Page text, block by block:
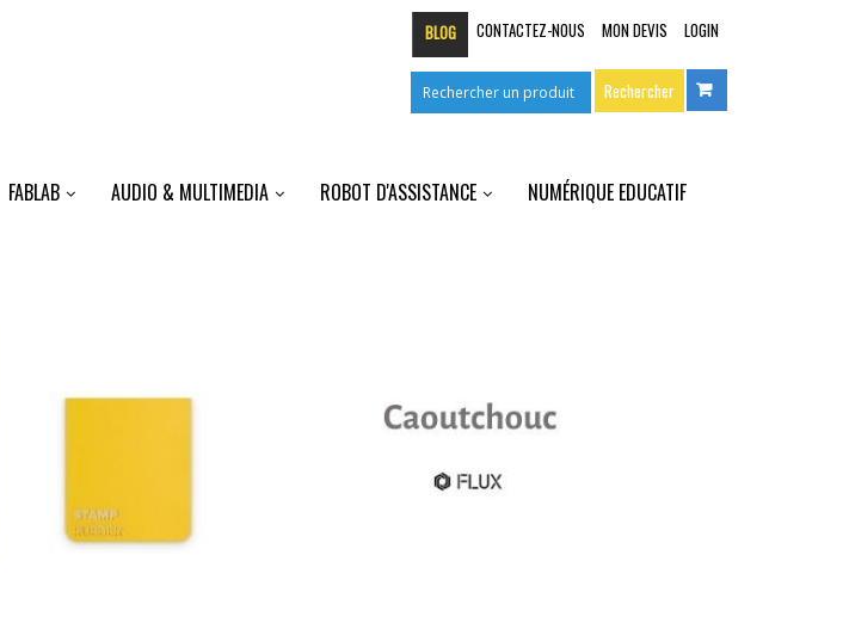
LOGIN
MON DEVIS
CONTACTEZ-NOUS
BLOG
FABLAB AUDIO & MULTIMEDIA ROBOT D'ASSISTANCE
NUMÉRIQUE EDUCATIF